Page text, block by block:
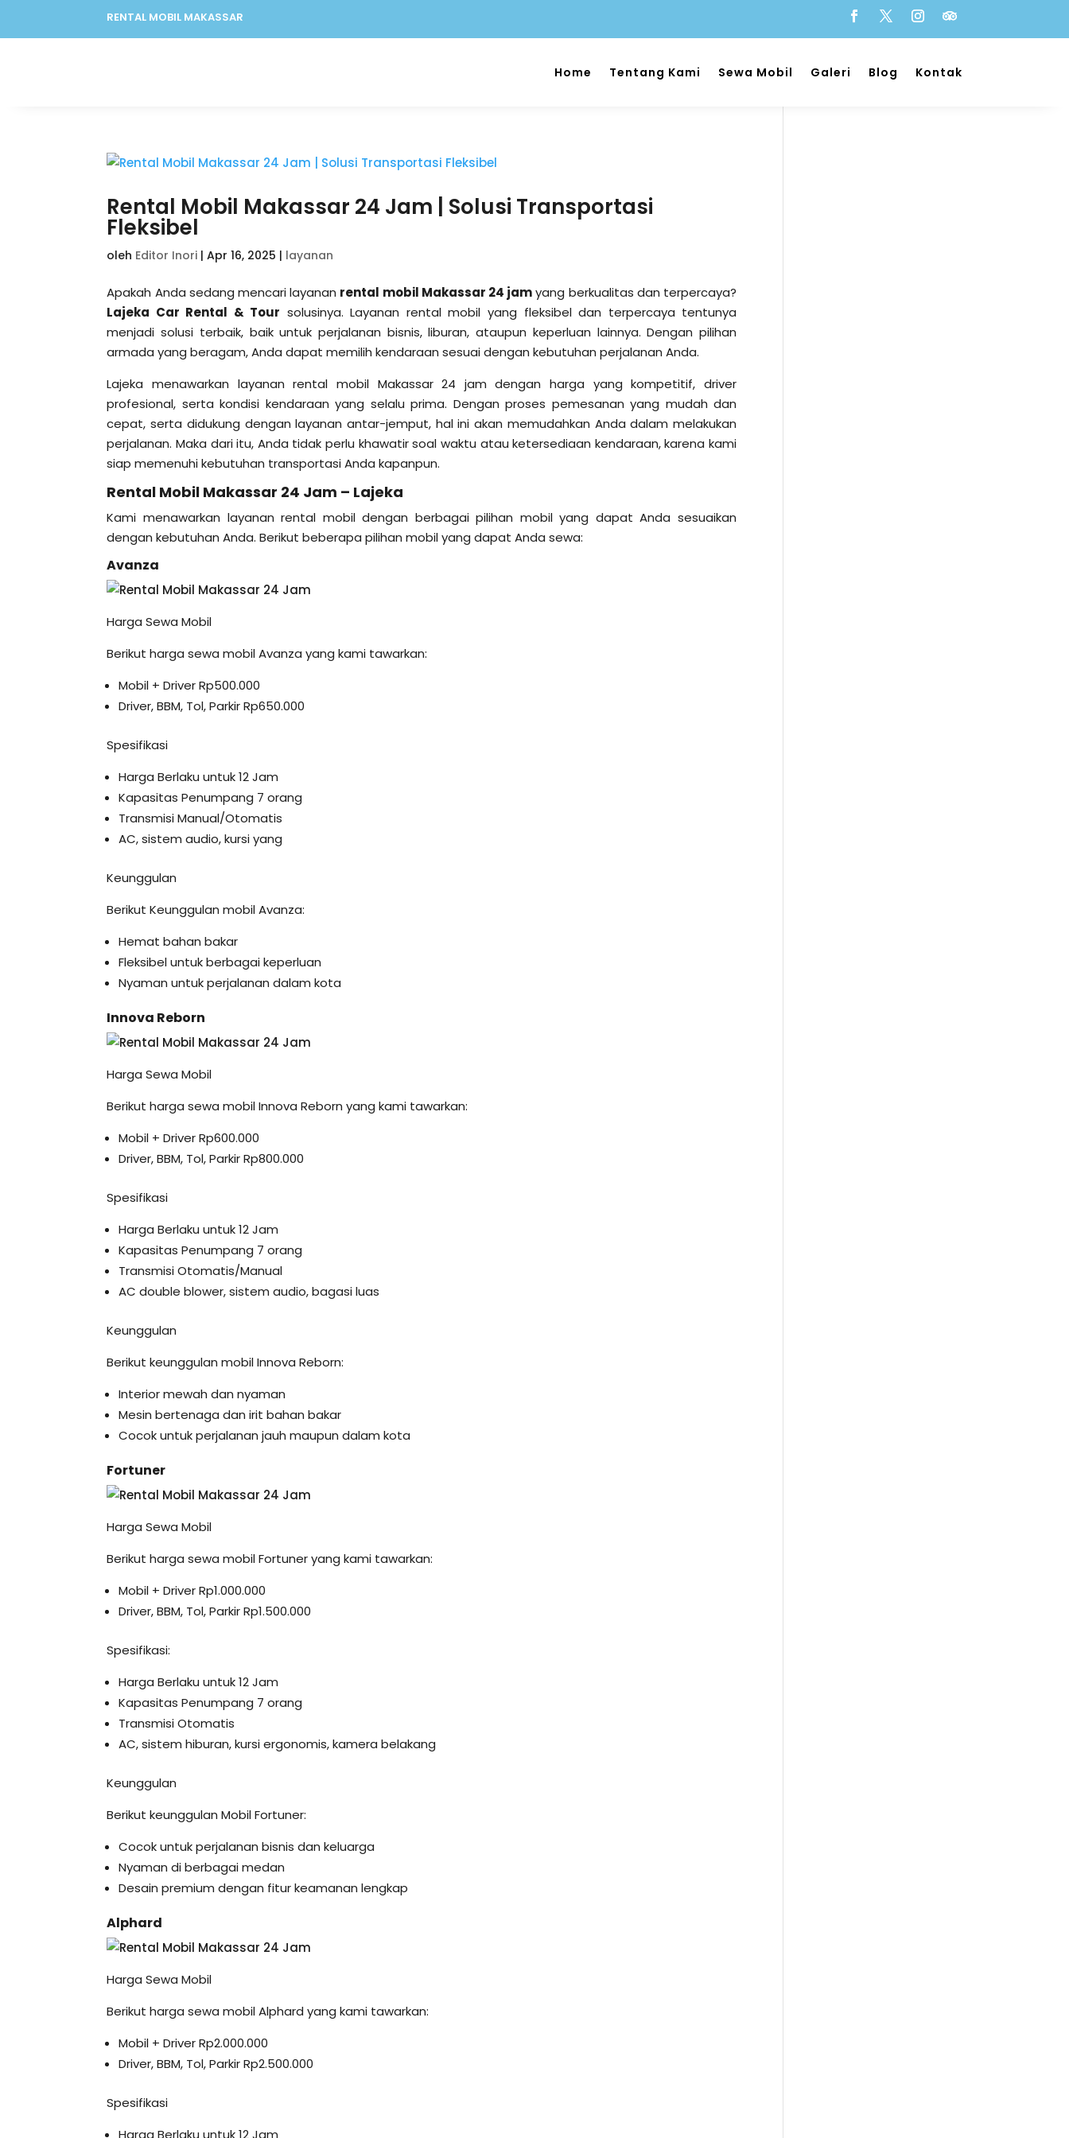
RENTAL MOBIL MAKASSAR
Home Tentang Kami Sewa Mobil Galeri Blog Kontak
Rental Mobil Makassar 24 Jam | Solusi Transportasi
Fleksibel
oleh Editor Inori |Apr 16, 2025 | layanan
Apakah Anda sedang mencari layanan rental mobil Makassar 24 jamyang berkualitas dan terpercaya?
Lajeka Car Rental & Tour solusinya. Layanan rental mobil yang fleksibel dan terpercaya tentunya
menjadi solusi terbaik, baik untuk perjalanan bisnis, liburan, ataupun keperluan lainnya. Dengan pilihan
armada yang beragam, Anda dapat memilih kendaraan sesuai dengan kebutuhan perjalanan Anda.
Lajeka menawarkan layanan rental mobil Makassar 24 jam dengan harga yang kompetitif, driver
profesional, serta kondisi kendaraan yang selalu prima. Dengan proses pemesanan yang mudah dan
cepat, serta didukung dengan layanan antar-jemput, hal ini akan memudahkan Anda dalam melakukan
perjalanan. Maka dari itu, Anda tidak perlu khawatir soal waktu atau ketersediaan kendaraan, karena kami
siap memenuhi kebutuhan transportasi Anda kapanpun.
Rental Mobil Makassar 24 Jam – Lajeka
Kami menawarkan layanan rental mobil dengan berbagai pilihan mobil yang dapat Anda sesuaikan
dengan kebutuhan Anda. Berikut beberapa pilihan mobil yang dapat Anda sewa:
Avanza
Harga Sewa Mobil
Berikut harga sewa mobil Avanza yang kami tawarkan:
Mobil + Driver Rp500.000
Driver, BBM, Tol, Parkir Rp650.000
Spesifikasi
Harga Berlaku untuk 12 Jam
Kapasitas Penumpang 7 orang
Transmisi Manual/Otomatis
AC, sistem audio, kursi yang
Keunggulan
Berikut Keunggulan mobil Avanza:
Hemat bahan bakar
Fleksibel untuk berbagai keperluan
Nyaman untuk perjalanan dalam kota
Innova Reborn
Harga Sewa Mobil
Berikut harga sewa mobil Innova Reborn yang kami tawarkan:
Mobil + Driver Rp600.000
Driver, BBM, Tol, Parkir Rp800.000
Spesifikasi
Harga Berlaku untuk 12 Jam
Kapasitas Penumpang 7 orang
Transmisi Otomatis/Manual
AC double blower, sistem audio, bagasi luas
Keunggulan
Berikut keunggulan mobil Innova Reborn:
Interior mewah dan nyaman
Mesin bertenaga dan irit bahan bakar
Cocok untuk perjalanan jauh maupun dalam kota
Fortuner
Harga Sewa Mobil
Berikut harga sewa mobil Fortuner yang kami tawarkan:
Mobil + Driver Rp1.000.000
Driver, BBM, Tol, Parkir Rp1.500.000
Spesifikasi:
Harga Berlaku untuk 12 Jam
Kapasitas Penumpang 7 orang
Transmisi Otomatis
AC, sistem hiburan, kursi ergonomis, kamera belakang
Keunggulan
Berikut keunggulan Mobil Fortuner:
Cocok untuk perjalanan bisnis dan keluarga
Nyaman di berbagai medan
Desain premium dengan fitur keamanan lengkap
Alphard
Harga Sewa Mobil
Berikut harga sewa mobil Alphard yang kami tawarkan:
Mobil + Driver Rp2.000.000
Driver, BBM, Tol, Parkir Rp2.500.000
Spesifikasi
Harga Berlaku untuk 12 Jam